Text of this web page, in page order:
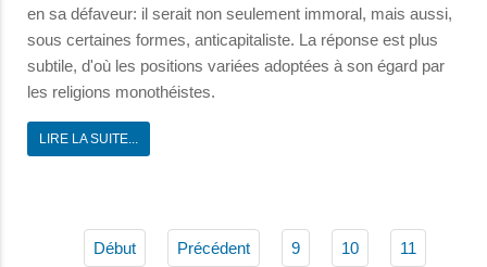
en sa défaveur: il serait non seulement immoral, mais aussi,
sous certaines formes, anticapitaliste. La réponse est plus
subtile, d'où les positions variées adoptées à son égard par
les religions monothéistes.
LIRE LA SUITE...
Début Précédent 9 10 11